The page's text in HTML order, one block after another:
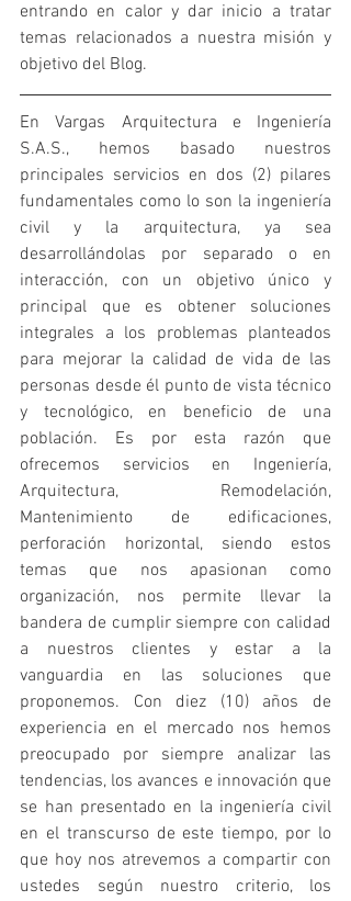
entrando en calor y dar inicio a tratar
temas relacionados a nuestra misión y
objetivo del Blog.
En Vargas Arquitectura e Ingeniería
S.A.S., hemos basado nuestros
principales servicios en dos (2) pilares
fundamentales como lo son la ingeniería
civil y la arquitectura, ya sea
desarrollándolas por separado o en
interacción, con un objetivo único y
principal que es obtener soluciones
integrales a los problemas planteados
para mejorar la calidad de vida de las
personas desde él punto de vista técnico
y tecnológico, en beneficio de una
población. Es por esta razón que
ofrecemos servicios en Ingeniería,
Arquitectura, Remodelación,
Mantenimiento de edificaciones,
perforación horizontal, siendo estos
temas que nos apasionan como
organización, nos permite llevar la
bandera de cumplir siempre con calidad
a nuestros clientes y estar a la
vanguardia en las soluciones que
proponemos. Con diez (10) años de
experiencia en el mercado nos hemos
preocupado por siempre analizar las
tendencias, los avances e innovación que
se han presentado en la ingeniería civil
en el transcurso de este tiempo, por lo
que hoy nos atrevemos a compartir con
ustedes según nuestro criterio, los